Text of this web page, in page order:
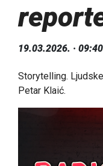
19.03.2026. · 09:40
Storytelling.
Petar Klaić.